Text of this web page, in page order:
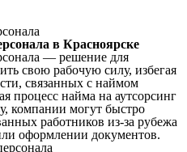
в Красноярске
— решение для
свою рабочую силу, избегая
связанных с наймом
процесс найма на аутсорсинг
компании могут быстро
работников из-за рубежа
оформлении документов.